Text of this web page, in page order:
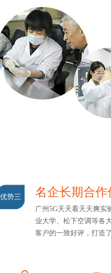
优势三 名企长期合作
广州5G天天看天天爽实验
业大学、松下空调等
客户的一致好评，打造了